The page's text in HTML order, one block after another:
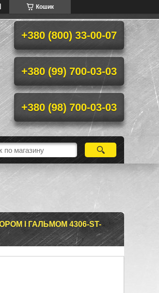
Кошик
+380 (800) 33-00-07
+380 (99) 700-03-03
+380 (98) 700-03-03
І ГАЛЬМОМ 4306-ST-